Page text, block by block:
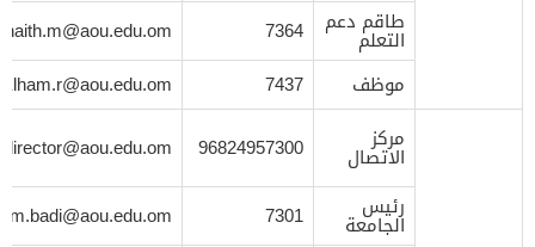
طاقم دعم
التعلم 7364
موظف
7437
Elham.r@aou.edu.om
مركز
الاتصال 96824957300
director@aou.edu.om
رئيس
الجامعة 7301
m.badi@aou.edu.om